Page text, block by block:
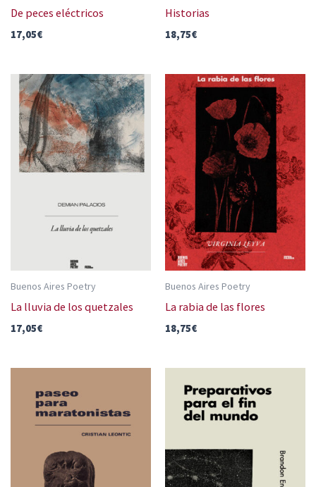
De peces eléctricos
17,05€
Historias
18,75€
Buenos Aires Poetry
La lluvia de los quetzales
17,05€
Buenos Aires Poetry
La rabia de las flores
18,75€